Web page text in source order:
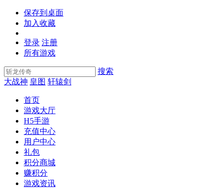
保存到桌面
加入收藏
登录 注册
所有游戏
搜索
大战神 皇图 轩辕剑
首页
游戏大厅
H5手游
充值中心
用户中心
礼包
积分商城
赚积分
游戏资讯